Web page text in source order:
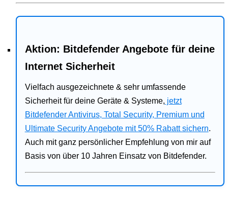
Aktion: Bitdefender Angebote für deine
Internet Sicherheit
Vielfach ausgezeichnete & sehr umfassende
Sicherheit für deine Geräte & Systeme, jetzt
Bitdefender Antivirus, Total Security, Premium und
Ultimate Security Angebote mit 50% Rabatt sichern.
Auch mit ganz persönlicher Empfehlung von mir auf
Basis von über 10 Jahren Einsatz von Bitdefender.